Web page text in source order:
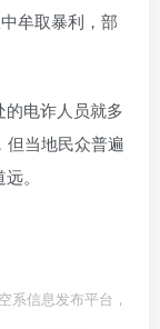
牟取暴利，部
电诈人员就多
但当地民众普遍
。
系信息发布平台，